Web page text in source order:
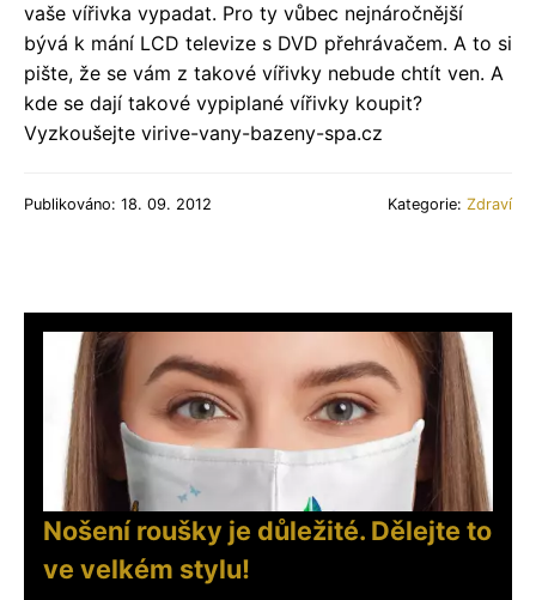
vaše vířivka vypadat. Pro ty vůbec nejnáročnější
bývá k mání LCD televize s DVD přehrávačem. A to si
pište, že se vám z takové vířivky nebude chtít ven. A
kde se dají takové vypiplané vířivky koupit?
Vyzkoušejte virive-vany-bazeny-spa.cz
Publikováno: 18. 09. 2012 Kategorie: Zdraví
Nošení roušky je důležité. Dělejte to
ve velkém stylu!